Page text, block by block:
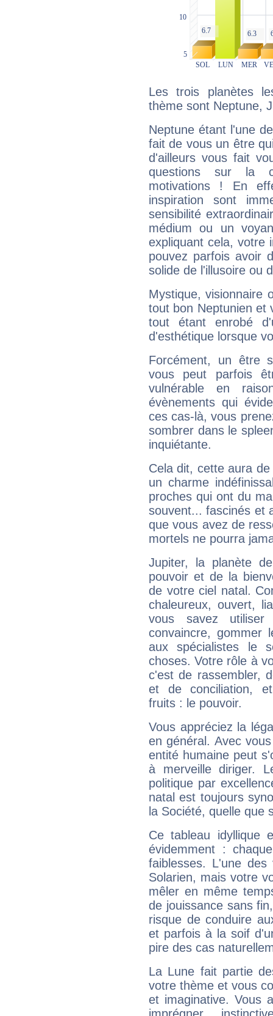
Les trois planètes
thème sont Neptune,
Neptune étant l'une
fait de vous un être
d'ailleurs vous fait
questions sur la
motivations ! En
inspiration sont
sensibilité
médium ou un
expliquant cela, votre
pouvez parfois avoir
solide de l'illusoire ou
Mystique, visionnaire
tout bon Neptunien et
tout étant enrobé
d'esthétique lorsque
Forcément, un être
vous peut parfois
vulnérable en
évènements qui
ces cas-là, vous
sombrer dans le
inquiétante.
Cela dit, cette aura
un charme
proches qui ont du
souvent... fascinés et
que vous avez de
mortels ne pourra
Jupiter, la planète
pouvoir et de la
de votre ciel natal.
chaleureux, ouvert,
vous savez
convaincre, gommer
aux spécialistes le
choses. Votre rôle à
c'est de rassembler,
et de conciliation,
fruits : le pouvoir.
Vous appréciez la
en général. Avec
entité humaine peut
à merveille diriger.
politique par
natal est toujours
la Société, quelle que
Ce tableau idyllique
évidemment :
faiblesses. L'une
Solarien, mais votre
mêler en même
de jouissance sans
risque de conduire
et parfois à la soif
pire des cas
La Lune fait partie
votre thème et vous
et imaginative. Vous